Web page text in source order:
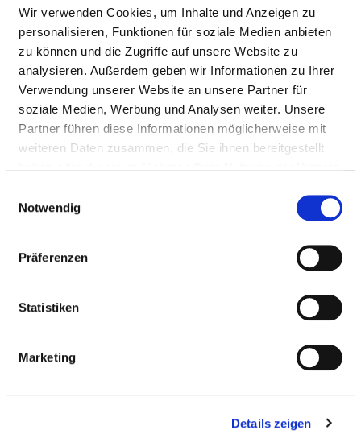
Wir verwenden Cookies, um Inhalte und Anzeigen zu
personalisieren, Funktionen für soziale Medien anbieten
zu können und die Zugriffe auf unsere Website zu
analysieren. Außerdem geben wir Informationen zu Ihrer
Verwendung unserer Website an unsere Partner für
soziale Medien, Werbung und Analysen weiter. Unsere
Partner führen diese Informationen möglicherweise mit
weiteren Daten zusammen, die Sie ihnen bereitgestellt
Notwendig
Präferenzen
Statistiken
Marketing
Details zeigen
Friedrichstraße 39
72458 Albstadt
Tel.:07433-9092-1561
Fax: 07433-9092-1586
Mail: ed.mukinilk-blanrelloz@ofni
Anfahrt
Ärztliche Leitung
Informationen und Leistungen der
FALLZAHLEN